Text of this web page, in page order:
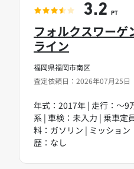
福岡県福岡市南区
査定依頼日：2026年07月25日
フォルクスワーゲ
ライン
年式：2017年 | 走行：～9
系 | 車検：未入力 | 乗車定
料：ガソリン | ミッション
歴：なし
3.2 PT